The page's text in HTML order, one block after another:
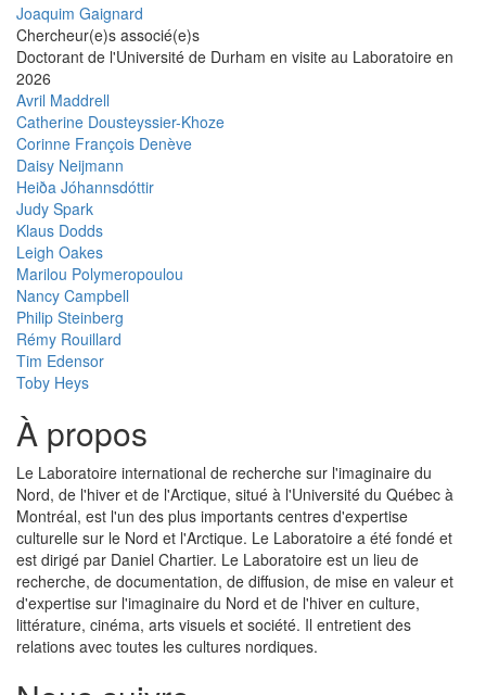
Joaquim Gaignard
Chercheur(e)s associé(e)s
Doctorant de l'Université de Durham en visite au Laboratoire en
2026
Avril Maddrell
Catherine Dousteyssier-Khoze
Corinne François Denève
Daisy Neijmann
Heiða Jóhannsdóttir
Judy Spark
Klaus Dodds
Leigh Oakes
Marilou Polymeropoulou
Nancy Campbell
Philip Steinberg
Rémy Rouillard
Tim Edensor
Toby Heys
À propos
Le Laboratoire international de recherche sur l'imaginaire du
Nord, de l'hiver et de l'Arctique, situé à l'Université du Québec à
Montréal, est l'un des plus importants centres d'expertise
culturelle sur le Nord et l'Arctique. Le Laboratoire a été fondé et
est dirigé par Daniel Chartier. Le Laboratoire est un lieu de
recherche, de documentation, de diffusion, de mise en valeur et
d'expertise sur l'imaginaire du Nord et de l'hiver en culture,
littérature, cinéma, arts visuels et société. Il entretient des
relations avec toutes les cultures nordiques.